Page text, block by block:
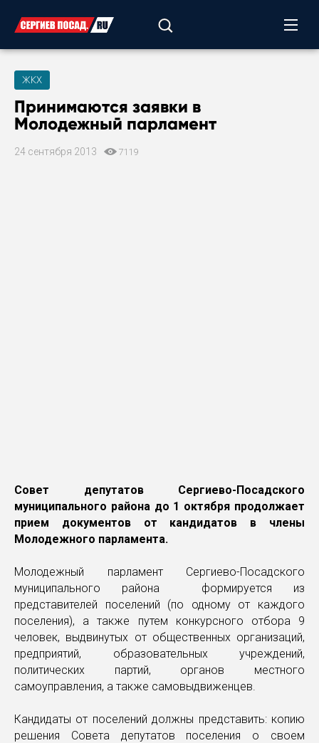
ЖКХ
Принимаются заявки в
Молодежный парламент
24 сентября 2013 7119
Совет депутатов Сергиево-Посадского
муниципального района до 1 октября продолжает
прием документов от кандидатов в члены
Молодежного парламента.
Молодежный парламент Сергиево-Посадского
муниципального района формируется из
представителей поселений (по одному от каждого
поселения), а также путем конкурсного отбора 9
человек, выдвинутых от общественных организаций,
предприятий, образовательных учреждений,
политических партий, органов местного
самоуправления, а также самовыдвиженцев.
Кандидаты от поселений должны представить: копию
решения Совета депутатов поселения о своем